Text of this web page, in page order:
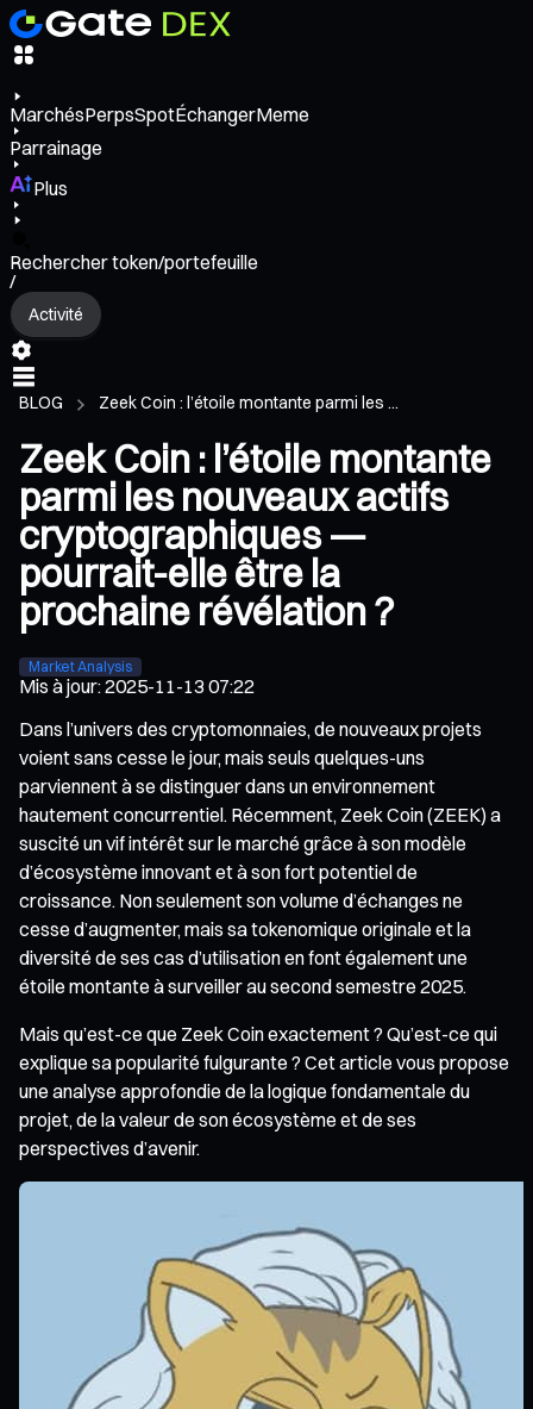
MarchésPerpsSpotÉchangerMeme
Parrainage
Plus
Rechercher token/portefeuille
/
Activité
BLOG Zeek Coin : l’étoile montante parmi les ...
Zeek Coin : l’étoile montante
parmi les nouveaux actifs
cryptographiques —
pourrait-elle être la
prochaine révélation ?
Market Analysis
Mis à jour:2025-11-13 07:22
Dans l’univers des cryptomonnaies, de nouveaux projets
voient sans cesse le jour, mais seuls quelques-uns
parviennent à se distinguer dans un environnement
hautement concurrentiel. Récemment, Zeek Coin (ZEEK) a
suscité un vif intérêt sur le marché grâce à son modèle
d’écosystème innovant et à son fort potentiel de
croissance. Non seulement son volume d’échanges ne
cesse d’augmenter, mais sa tokenomique originale et la
diversité de ses cas d’utilisation en font également une
étoile montante à surveiller au second semestre 2025.
Mais qu’est-ce que Zeek Coin exactement ? Qu’est-ce qui
explique sa popularité fulgurante ? Cet article vous propose
une analyse approfondie de la logique fondamentale du
projet, de la valeur de son écosystème et de ses
perspectives d’avenir.